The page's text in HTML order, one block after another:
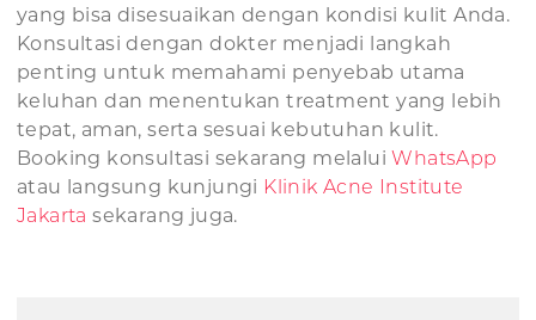
yang bisa disesuaikan dengan kondisi kulit Anda.
Konsultasi dengan dokter menjadi langkah
penting untuk memahami penyebab utama
keluhan dan menentukan treatment yang lebih
tepat, aman, serta sesuai kebutuhan kulit.
Booking konsultasi sekarang melaluiWhatsApp
atau langsung kunjungi Klinik Acne Institute
Jakartasekarang juga.